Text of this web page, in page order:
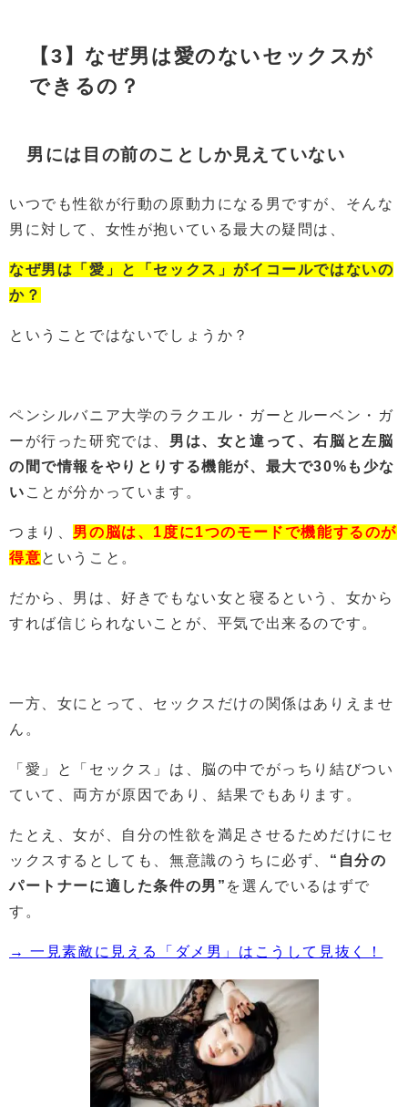
【3】なぜ男は愛のないセックスが
できるの？
男には目の前のことしか見えていない
いつでも性欲が行動の原動力になる男ですが、そんな
男に対して、女性が抱いている最大の疑問は、
なぜ男は「愛」と「セックス」がイコールではないの
か？
ということではないでしょうか？
ペンシルバニア大学のラクエル・ガーとルーベン・ガ
ーが行った研究では、 男は、女と違って、右脳と左脳
の間で情報をやりとりする機能が、最大で30%も少な
い ことが分かっています。
つまり、 男の脳は、1度に1つのモードで機能するのが
得意ということ。
だから、男は、好きでもない女と寝るという、女から
すれば信じられないことが、平気で出来るのです。
一方、女にとって、セックスだけの関係はありえませ
ん。
「愛」と「セックス」は、脳の中でがっちり結びつい
ていて、両方が原因であり、結果でもあります。
たとえ、女が、自分の性欲を満足させるためだけにセ
ックスするとしても、無意識のうちに必ず、 “自分の
パートナーに適した条件の男” を選んでいるはずで
す。
→ 一見素敵に見える「ダメ男」はこうして見抜く！